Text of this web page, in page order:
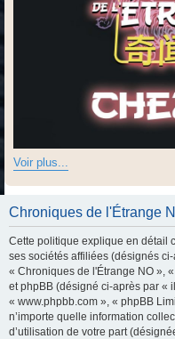
Voir plus...
Chroniques de l'Étrange
Cette politique explique en détail
ses sociétés affiliées (désignés
« Chroniques de l'Étrange NO »,
et phpBB (désigné ci-après par «
« www.phpbb.com », « phpBB
n’importe quelle information
d’utilisation de votre part